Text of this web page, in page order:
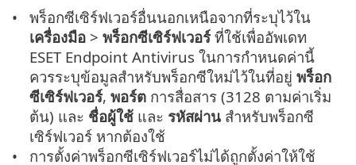
พร็อกซีเซิร์ฟเวอร์อื่นนอกเหนือจากที่ระบุไว้ใน
เครื่องมือ >พร็อกซีเซิร์ฟเวอร์ที่ใช้เพื่ออัพเดท
ESET Endpoint Antivirus ในการกำหนดค่านี้
ควรระบุข้อมูลสำหรับพร็อกซีใหม่ไว้ในที่อยู่พร็อก
ซีเซิร์ฟเวอร์,พอร์ต การสื่อสาร (3128 ตามค่าเริ่ม
ต้น) และ ชื่อผู้ใช้ และ รหัสผ่าน สำหรับพร็อกซี
เซิร์ฟเวอร์ หากต้องใช้
การตั้งค่าพร็อกซีเซิร์ฟเวอร์ไม่ได้ถูกตั้งค่าให้ใช้